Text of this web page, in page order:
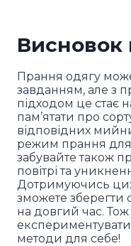
Висновок
Прання одягу
завданням, але з
підходом це стає
пам’ятати про
відповідних
режим прання
забувайте також
повітрі та
Дотримуючись
зможете зберегти
на довгий час. Тож
методи для себе!